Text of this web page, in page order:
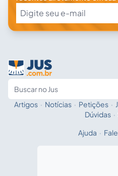
Fale
Artigos · Notícias · Petições ·
Dúvidas ·
Ajuda ·